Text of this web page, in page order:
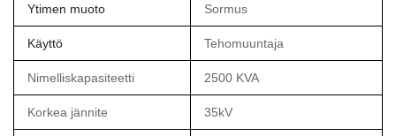
Ytimen muoto Sormus
Käyttö Tehomuuntaja
Nimelliskapasiteetti 2500 KVA
Korkea jännite 35kV